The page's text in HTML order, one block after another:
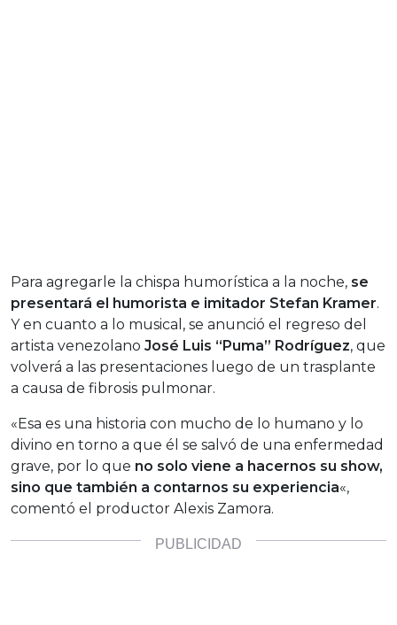
Para agregarle la chispa humorística a la noche, se
presentará el humorista e imitador Stefan Kramer.
Y en cuanto a lo musical, se anunció el regreso del
artista venezolano José Luis “Puma” Rodríguez, que
volverá a las presentaciones luego de un trasplante
a causa de fibrosis pulmonar.
«Esa es una historia con mucho de lo humano y lo
divino en torno a que él se salvó de una enfermedad
grave, por lo que no solo viene a hacernos su show,
sino que también a contarnos su experiencia«,
comentó el productor Alexis Zamora.